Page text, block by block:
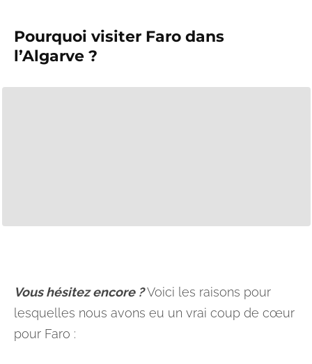
Pourquoi visiter Faro dans
l’Algarve ?
Vous hésitez encore ?Voici les raisons pour
lesquelles nous avons eu un vrai coup de cœur
pour Faro :